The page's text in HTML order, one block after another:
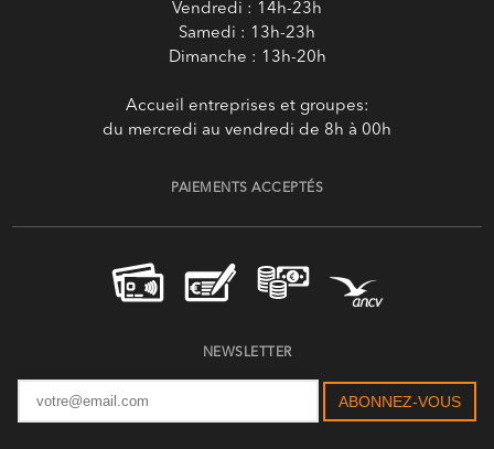
Vendredi : 14h-23h
Samedi : 13h-23h
Dimanche : 13h-20h
Accueil entreprises et groupes:
du mercredi au vendredi de 8h à 00h
PAIEMENTS ACCEPTÉS
NEWSLETTER